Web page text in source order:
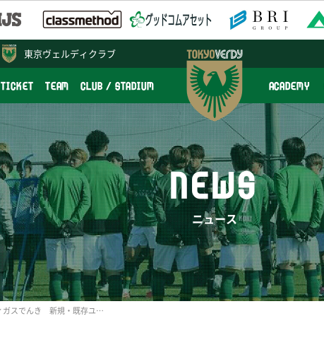
東京ヴェルディクラブ
TICKET TEAM CLUB / STADIUM ACADEMY
NEWS
ニュース
ヴェルディガスでんき 新規・既存ユーザー向けキャンペーン！！ 7/6（土）セレッソ大阪戦 フェアプレーフラッグベアラー募集！